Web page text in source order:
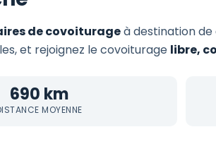
de covoiturageà destination
et rejoignez le covoiturage libre,
690 km
MOYENNE